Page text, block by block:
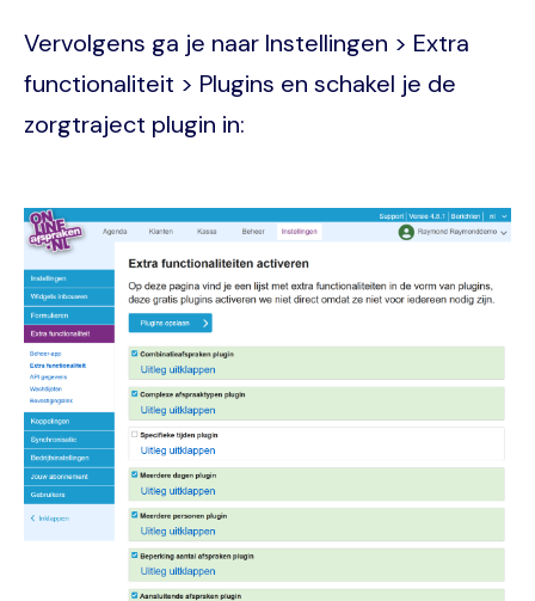
Vervolgens ga je naar Instellingen > Extra
functionaliteit > Plugins en schakel je de
zorgtraject plugin in:
Image